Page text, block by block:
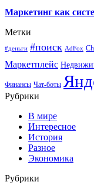
Маркетинг как
Метки
#деньги #поиск AdFox
Маркетплейс
Финансы Чат-боты
Рубрики
В мире
Интересное
История
Разное
Экономика
Рубрики